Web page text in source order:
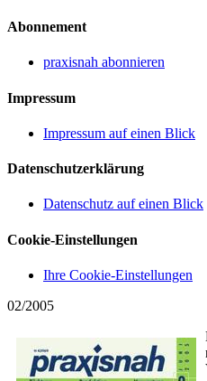
Abonnement
praxisnah abonnieren
Impressum
Impressum auf einen Blick
Datenschutzerklärung
Datenschutz auf einen Blick
Cookie-Einstellungen
Ihre Cookie-Einstellungen
02/2005